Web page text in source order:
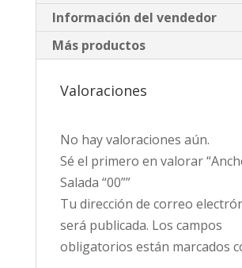
Información del vendedor
Más productos
Valoraciones
No hay valoraciones aún.
Sé el primero en valorar
Salada “00””
Tu dirección de correo
será publicada. Los campos
obligatorios están marcados